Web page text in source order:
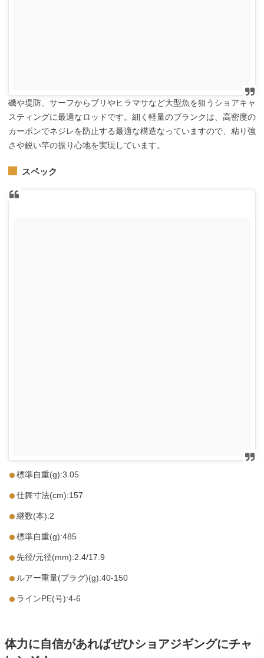
磯や堤防、サーフからブリやヒラマサなど大型魚を狙うショアキャ
スティングに最適なロッドです。細く軽量のブランクは、高密度の
カーボンでネジレを防止する最適な構造なっていますので、粘り強
さや鋭い竿の振り心地を実現しています。
スペック
標準自重(g):3.05
仕舞寸法(cm):157
継数(本):2
標準自重(g):485
先径/元径(mm):2.4/17.9
ルアー重量(プラグ)(g):40-150
ラインPE(号):4-6
体力に自信があればぜひショアジギングにチャ